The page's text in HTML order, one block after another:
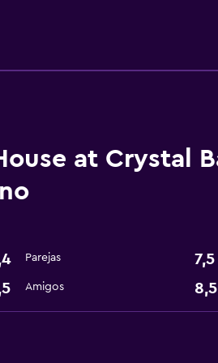
gratis
y adecuación
Habitaciones para no fumadores
at Crystal
Parejas 7,5
Amigos 8,5